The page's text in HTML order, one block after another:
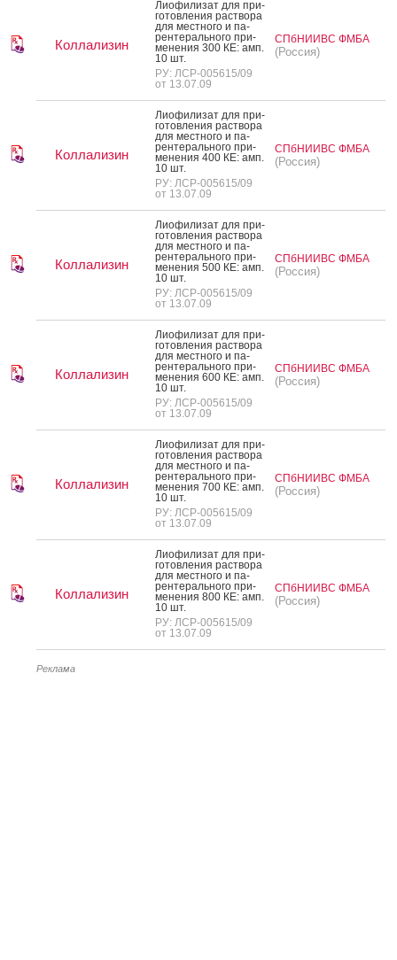
Коллализин
Ли­офи­лизат для при­
готов­ле­ния рас­тво­ра
для мес­тно­го и па­
рен­те­раль­но­го при­
мене­ния 300 КЕ: амп.
10 шт.
РУ: ЛСР-005615/09
от 13.07.09
СПбНИИВС ФМБА
(Россия)
Коллализин
Ли­офи­лизат для при­
готов­ле­ния рас­тво­ра
для мес­тно­го и па­
рен­те­раль­но­го при­
мене­ния 400 КЕ: амп.
10 шт.
РУ: ЛСР-005615/09
от 13.07.09
СПбНИИВС ФМБА
(Россия)
Коллализин
Ли­офи­лизат для при­
готов­ле­ния рас­тво­ра
для мес­тно­го и па­
рен­те­раль­но­го при­
мене­ния 500 КЕ: амп.
10 шт.
РУ: ЛСР-005615/09
от 13.07.09
СПбНИИВС ФМБА
(Россия)
Коллализин
Ли­офи­лизат для при­
готов­ле­ния рас­тво­ра
для мес­тно­го и па­
рен­те­раль­но­го при­
мене­ния 600 КЕ: амп.
10 шт.
РУ: ЛСР-005615/09
от 13.07.09
СПбНИИВС ФМБА
(Россия)
Коллализин
Ли­офи­лизат для при­
готов­ле­ния рас­тво­ра
для мес­тно­го и па­
рен­те­раль­но­го при­
мене­ния 700 КЕ: амп.
10 шт.
РУ: ЛСР-005615/09
от 13.07.09
СПбНИИВС ФМБА
(Россия)
Коллализин
Ли­офи­лизат для при­
готов­ле­ния рас­тво­ра
для мес­тно­го и па­
рен­те­раль­но­го при­
мене­ния 800 КЕ: амп.
10 шт.
РУ: ЛСР-005615/09
от 13.07.09
СПбНИИВС ФМБА
(Россия)
Реклама